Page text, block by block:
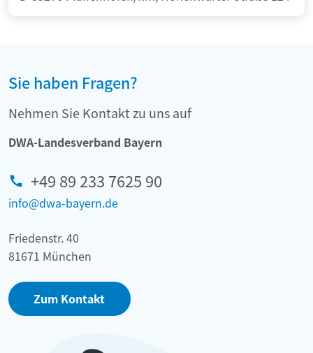
Sie haben Fragen?
Nehmen Sie Kontakt zu uns auf
DWA-Landesverband Bayern
+49 89 233 7625 90
info@dwa-bayern.de
Friedenstr. 40
81671 München
Zum Kontakt